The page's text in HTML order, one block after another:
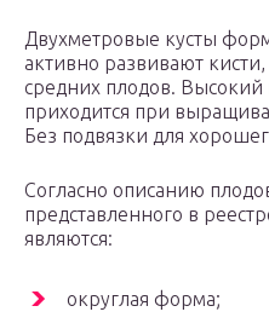
Двухметровые кусты
активно развивают
средних плодов.
приходится при
Без подвязки для
Согласно описанию
представленного в
являются:
округлая форма;